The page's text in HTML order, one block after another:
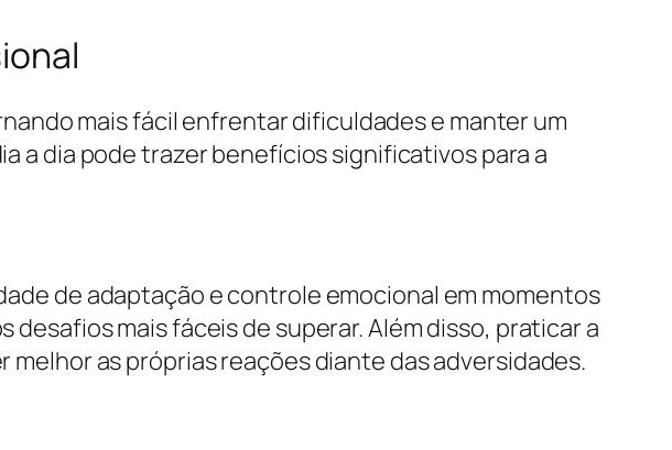
mais fácil enfrentar dificuldades e manter um
a dia pode trazer benefícios significativos para a
de adaptação e controle emocional em momentos
mais fáceis de superar. Além disso, praticar a
as próprias reações diante das adversidades.